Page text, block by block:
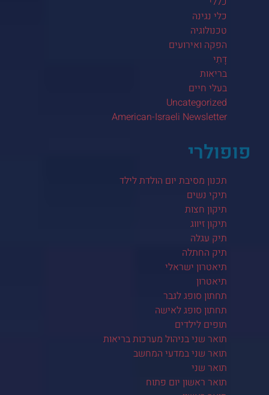
כלי נגינה
טכנולוגיה
הפקה ואירועים
דָתִי
בריאות
בעלי חיים
Uncategorized
American-Israeli Newsletter
פופולרי
תכנון מסיבת יום הולדת לילד
תיקי נשים
תיקון חצות
תיקון זיווג
תיק עגלה
תיק החתלה
תיאטרון ישראלי
תיאטרון
תחתון סופג לגבר
תחתון סופג לאישה
תופים לילדים
תואר שני בניהול מערכות בריאות
תואר שני במדעי המחשב
תואר שני
תואר ראשון יום פתוח